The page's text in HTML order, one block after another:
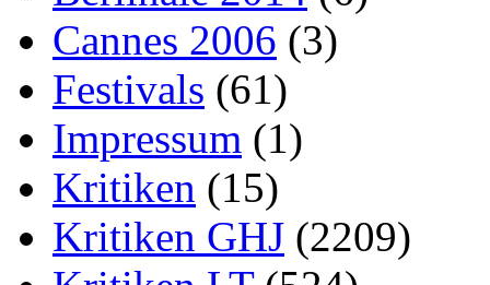
Cannes 2006 (3)
Festivals (61)
Impressum (1)
Kritiken (15)
Kritiken GHJ (2209)